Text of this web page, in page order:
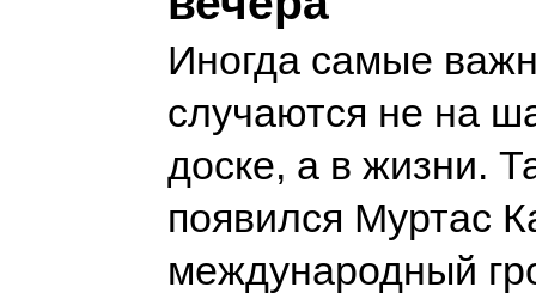
Иногда самые
случаются не на
доске, а в жизни.
появился Муртас
международный